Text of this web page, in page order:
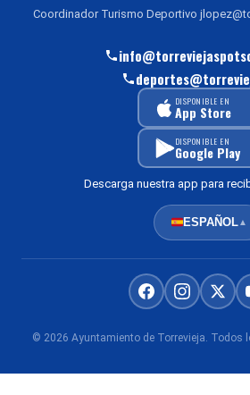
Coordinador Turismo Deportivo
DISPONIBLE EN
App Store
DISPONIBLE EN
Google Play
Descarga nuestra app para
ESPAÑOL▲
© 2026 Ayuntamiento de Torrevieja. Todos